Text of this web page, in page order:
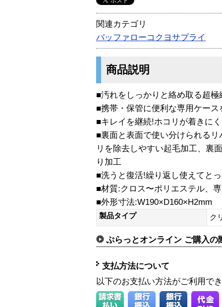
関連カテゴリ
バッファローコクヨサプライ
商品説明
■汚れをしっかりと絡め取る超極
■携帯・保管に便利な専用ケース
■キレイを継続!ホコリが着きに
■裏面と表面で使い分けられる
リを除去しやすい起毛加工、裏
り加工
■洗うと復活!繰り返し使えてと
■材質:クロス〜ポリエステル、
■外形寸法:W190×D160×H2mm
製品タイプ ク
ぷらっとオンライン ご購入の
支払方法について
以下のお支払い方法がご利用で